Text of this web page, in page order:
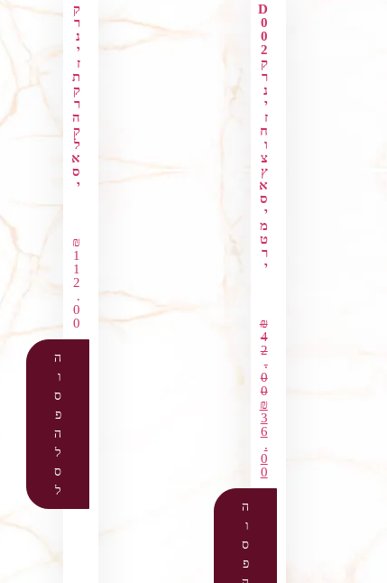
D
0
0
2
ק
ר
נ
י
ז
ח
ו
צ
ץ
א
ס
י
מ
ט
ר
י
₪
4
2
.
0
0
₪
3
6
.
0
0
ה
ו
ס
פ
ק
ר
נ
י
ז
ת
ק
ר
ה
ק
ל
א
ס
י
₪
1
1
2
.
0
0
ה
ו
ס
פ
ה
ל
ס
ל